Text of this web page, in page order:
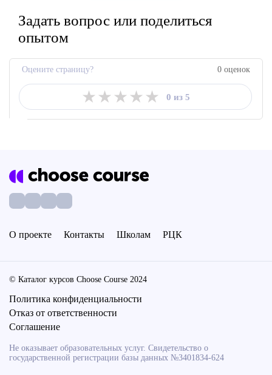
Задать вопрос или поделиться
опытом
Оцените страницу?
★ ★ ★ ★ ★ 0 из 5
0 оценок
О проекте Контакты Школам РЦК
© Каталог курсов Choose Course 2024
Политика конфиденциальности
Отказ от ответственности
Соглашение
Не оказывает образовательных услуг. Свидетельство о
государственной регистрации базы данных №3401834-624